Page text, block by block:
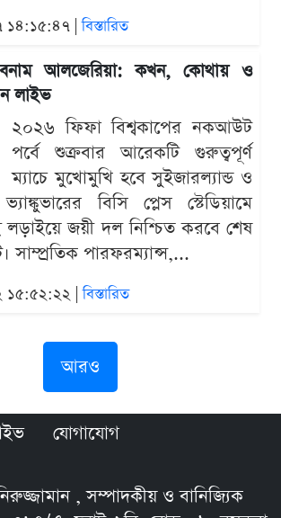
১৪:১৫:৪৭ |বিস্তারিত
বনাম আলজেরিয়া: কখন, কোথায় ও
লাইভ
২০২৬ ফিফা বিশ্বকাপের নকআউট
পর্বে শুক্রবার আরেকটি গুরুত্বপূর্ণ
ম্যাচে মুখোমুখি হবে সুইজারল্যান্ড ও
বিসি প্লেস স্টেডিয়ামে
লড়াইয়ে জয়ী দল নিশ্চিত করবে শেষ
সাম্প্রতিক পারফরম্যান্স,...
১৫:৫২:২২ |বিস্তারিত
আরও
যোগাযোগ
, সম্পাদকীয় ও বানিজ্যিক